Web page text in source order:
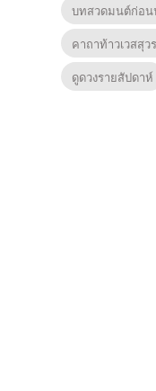
บทสวดมนต์ก่อ
คาถาท้าวเวสสุ
ดูดวงรายสัปดาห์